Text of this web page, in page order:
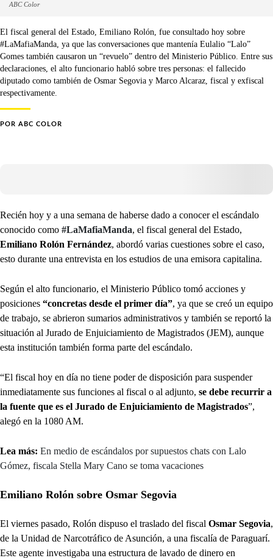
ABC Color
El fiscal general del Estado, Emiliano Rolón, fue consultado hoy sobre
#LaMafiaManda, ya que las conversaciones que mantenía Eulalio “Lalo”
Gomes también causaron un “revuelo” dentro del Ministerio Público. Entre sus
declaraciones, el alto funcionario habló sobre tres personas: el fallecido
diputado como también de Osmar Segovia y Marco Alcaraz, fiscal y exfiscal
respectivamente.
POR ABC COLOR
Recién hoy y a una semana de haberse dado a conocer el escándalo
conocido como #LaMafiaManda, el fiscal general del Estado,
Emiliano Rolón Fernández, abordó varias cuestiones sobre el caso,
esto durante una entrevista en los estudios de una emisora capitalina.
Según el alto funcionario, el Ministerio Público tomó acciones y
posiciones “concretas desde el primer día”, ya que se creó un equipo
de trabajo, se abrieron sumarios administrativos y también se reportó la
situación al Jurado de Enjuiciamiento de Magistrados (JEM), aunque
esta institución también forma parte del escándalo.
“El fiscal hoy en día no tiene poder de disposición para suspender
inmediatamente sus funciones al fiscal o al adjunto, se debe recurrir a
la fuente que es el Jurado de Enjuiciamiento de Magistrados”,
alegó en la 1080 AM.
Lea más: En medio de escándalos por supuestos chats con Lalo
Gómez, fiscala Stella Mary Cano se toma vacaciones
Emiliano Rolón sobre Osmar Segovia
El viernes pasado, Rolón dispuso el traslado del fiscal Osmar Segovia,
de la Unidad de Narcotráfico de Asunción, a una fiscalía de Paraguarí.
Este agente investigaba una estructura de lavado de dinero en